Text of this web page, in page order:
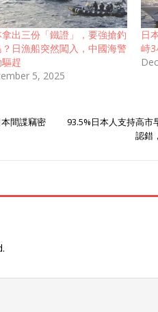
拿出三份「鐵證」，要強搶釣
日漁船突然闖入，中國海警
趕
5, 2025
日
峙
間諜竊密
93.5%日本人支持高市
認錯